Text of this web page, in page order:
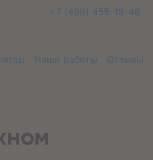
+7 (499) 455-18-46
Наши работы Отзывы